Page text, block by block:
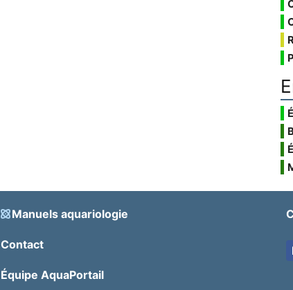
Manuels aquariologie
Contact
Équipe AquaPortail